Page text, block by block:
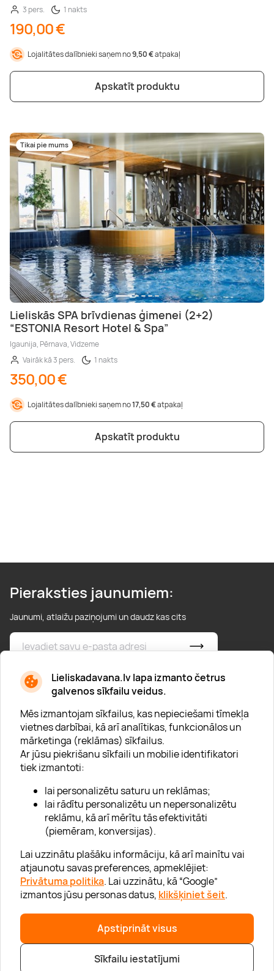
Lieliskadavana.lv lapa izmanto četrus
galvenos sīkfailu veidus.
Mēs izmantojam sīkfailus, kas nepieciešami tīmekļa
vietnes darbībai, kā arī analītikas, funkcionālos un
mārketinga (reklāmas) sīkfailus.
Ar jūsu piekrišanu sīkfaili un mobilie identifikatori
tiek izmantoti:
lai personalizētu saturu un reklāmas;
lai rādītu personalizētu un nepersonalizētu
reklāmu, kā arī mērītu tās efektivitāti
(piemēram, konversijas).
Lai uzzinātu plašāku informāciju, kā arī mainītu vai
atjaunotu savas preferences, apmeklējiet:
Privātuma politika. Lai uzzinātu, kā “Google”
izmantos jūsu personas datus, klikšķiniet šeit.
Apstiprināt visus
Sīkfailu iestatījumi
3 pers.
1 nakts
190,00 €
Lojalitātes dalībnieki saņem no9,50 €atpakaļ
Apskatīt produktu
Tikai pie mums
Lieliskās SPA brīvdienas ģimenei (2+2)
“ESTONIA Resort Hotel & Spa”
Igaunija, Pērnava, Vidzeme
Vairāk kā 3 pers.
1 nakts
350,00 €
Lojalitātes dalībnieki saņem no17,50 €atpakaļ
Apskatīt produktu
Pieraksties jaunumiem:
Jaunumi, atlaižu paziņojumi un daudz kas cits
* Esmu iepazinies/usies ar privātuma politiku
Par "Lieliska dāvana"
Uzņēmumiem
Palīdzība
“GERA DOVANA” GRUPA
|info@lieliskadavana.lv |+371 6601 8025